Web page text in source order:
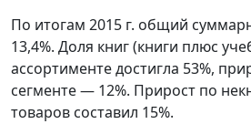
По итогам 2015 г. общий
13,4%. Доля книг (книги плюс
ассортименте достигла 53%,
сегменте — 12%. Прирост по
товаров составил 15%.